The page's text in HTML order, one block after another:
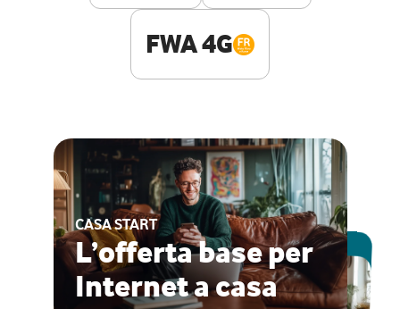
FWA 4G
CASA START
L’offerta base per
Internet a casa
ESCLUSIVA ONLINE